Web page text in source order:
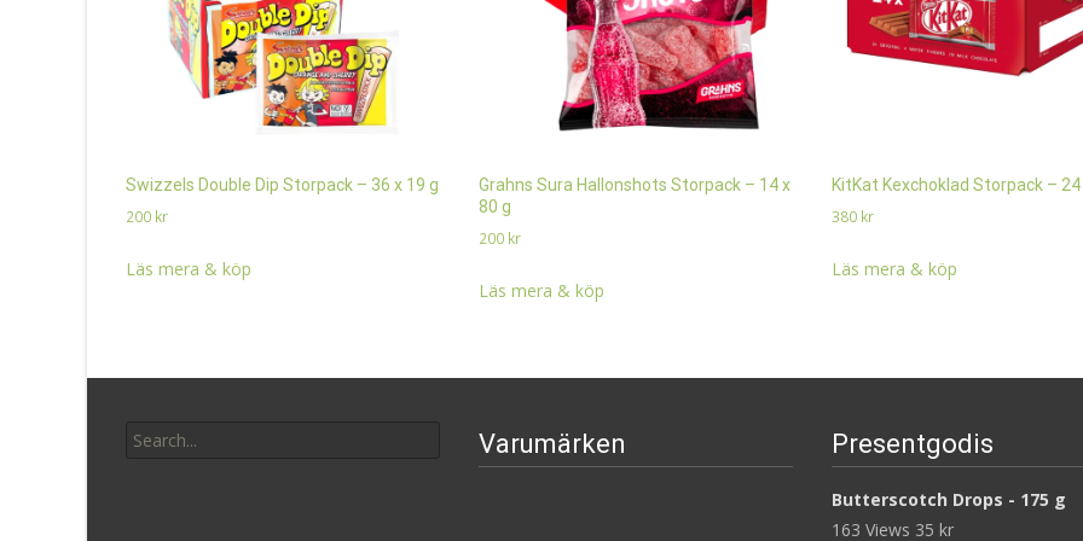
Swizzels Double Dip Storpack – 36 x 19 g
200 kr
Läs mera & köp
Grahns Sura Hallonshots Storpack – 14 x
80 g
200 kr
Läs mera & köp
KitKat Kexchoklad Storpack – 24
380 kr
Läs mera & köp
for:
Varumärken Presentgodis
Butterscotch Drops - 175 g
163 Views 35 kr